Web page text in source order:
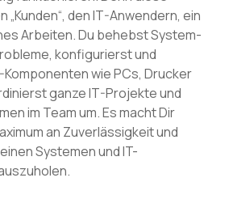
„Kunden“, den IT-Anwendern, ein
Arbeiten. Du behebst System-
konfigurierst und
wie PCs, Drucker
ganze IT-Projekte und
im Team um. Es macht Dir
an Zuverlässigkeit und
Systemen und IT-